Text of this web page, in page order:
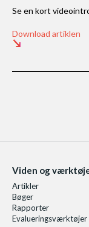
Se en kort
Download artiklen
Viden og
Artikler
Bøger
Rapporter
Evalueringsværktøjer